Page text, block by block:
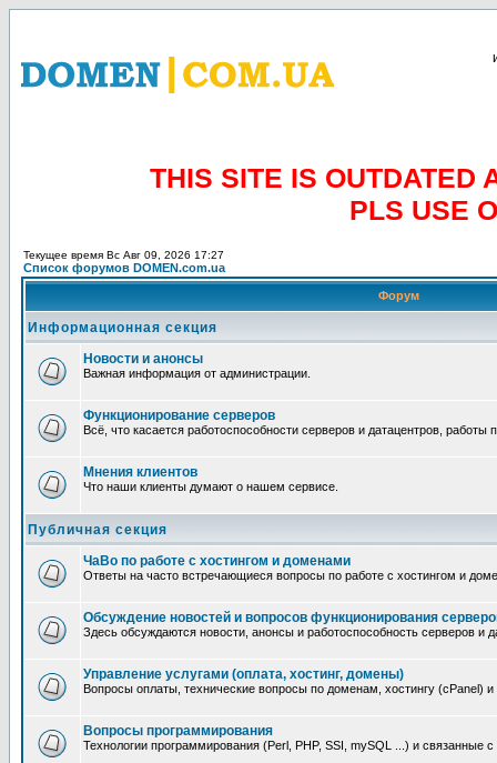
THIS SITE IS OUTDATED
PLS USE
Текущее время Вс Авг 09, 2026 17:27
Список форумов DOMEN.com.ua
Форум
Информационная секция
Новости и анонсы
Важная информация от администрации.
Функционирование серверов
Всё, что касается работоспособности серверов и датацентров, работы
Мнения клиентов
Что наши клиенты думают о нашем сервисе.
Публичная секция
ЧаВо по работе с хостингом и доменами
Ответы на часто встречающиеся вопросы по работе с хостингом и
Обсуждение новостей и вопросов функционирования
Здесь обсуждаются новости, анонсы и работоспособность серверов и
Управление услугами (оплата, хостинг, домены)
Вопросы оплаты, технические вопросы по доменам, хостингу (cPanel)
Вопросы программирования
Технологии программирования (Perl, PHP, SSI, mySQL ...) и связанные